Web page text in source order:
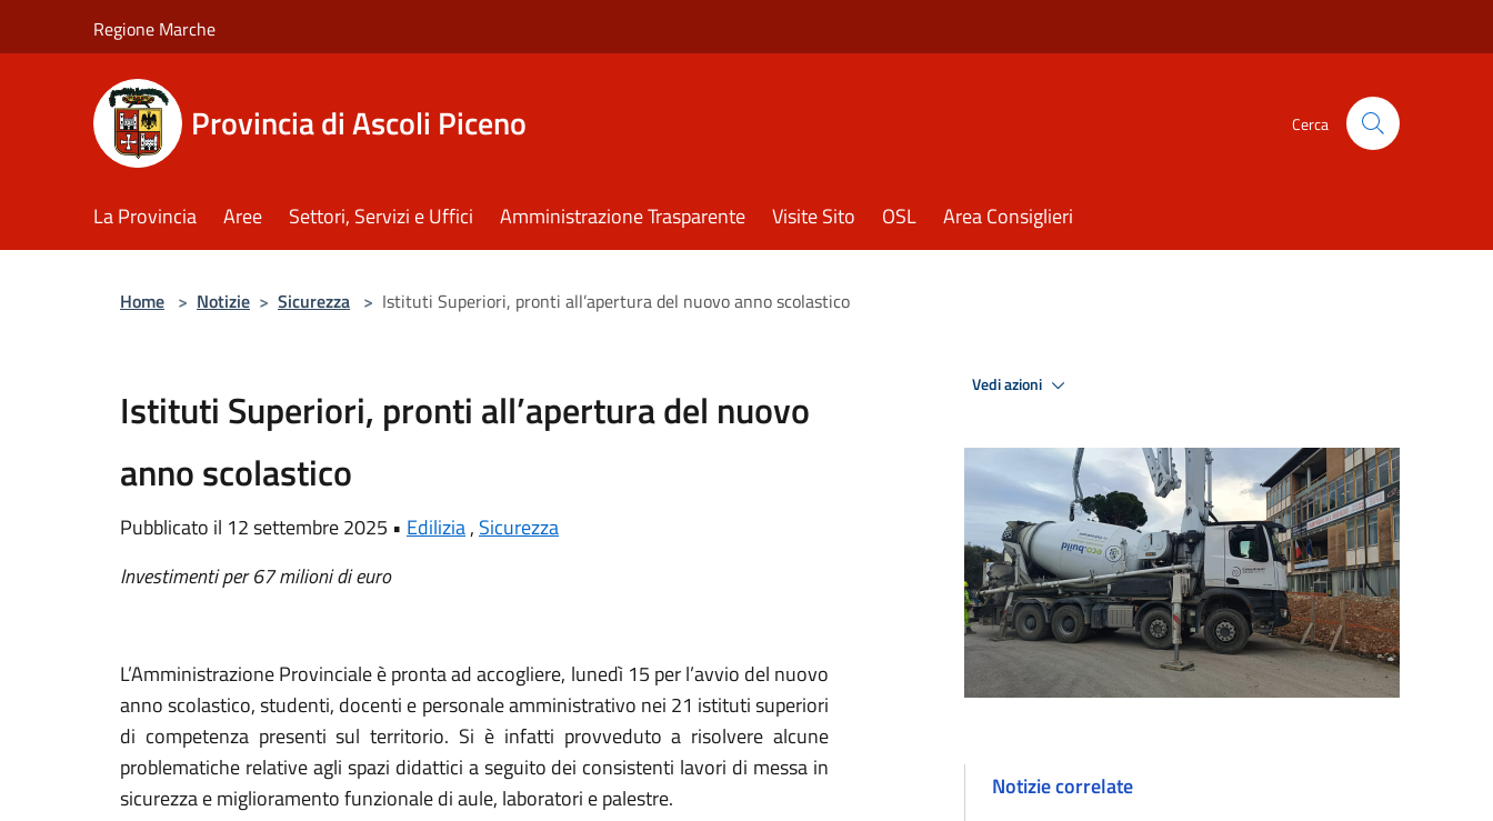
Regione Marche
Provincia di Ascoli Piceno Cerca
La Provincia Aree Settori, Servizi e Uffici Amministrazione Trasparente Visite Sito OSL Area Consiglieri
Home > Notizie > Sicurezza > Istituti Superiori, pronti all’apertura del nuovo anno scolastico
Istituti Superiori, pronti all’apertura del nuovo
anno scolastico
Pubblicato il 12 settembre 2025 • Edilizia, Sicurezza
Investimenti per 67 milioni di euro
L’Amministrazione Provinciale è pronta ad accogliere, lunedì 15 per l’avvio del nuovo
anno scolastico, studenti, docenti e personale amministrativo nei 21 istituti superiori
di competenza presenti sul territorio. Si è infatti provveduto a risolvere alcune
problematiche relative agli spazi didattici a seguito dei consistenti lavori di messa in
sicurezza e miglioramento funzionale di aule, laboratori e palestre.
Vedi azioni
Notizie correlate